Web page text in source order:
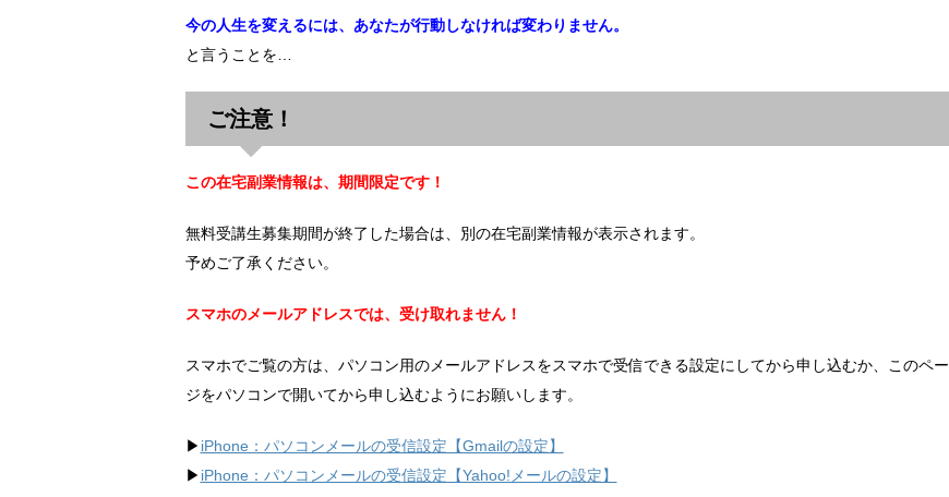
今の人生を変えるには、あなたが行動しなければ変わりません。
と言うことを…
ご注意！
この在宅副業情報は、期間限定です！
無料受講生募集期間が終了した場合は、別の在宅副業情報が表示されます。
予めご了承ください。
スマホのメールアドレスでは、受け取れません！
スマホでご覧の方は、パソコン用のメールアドレスをスマホで受信できる設定にしてから申し込むか、このペー
ジをパソコンで開いてから申し込むようにお願いします。
▶︎ iPhone：パソコンメールの受信設定【Gmailの設定】
▶︎ iPhone：パソコンメールの受信設定【Yahoo!メールの設定】